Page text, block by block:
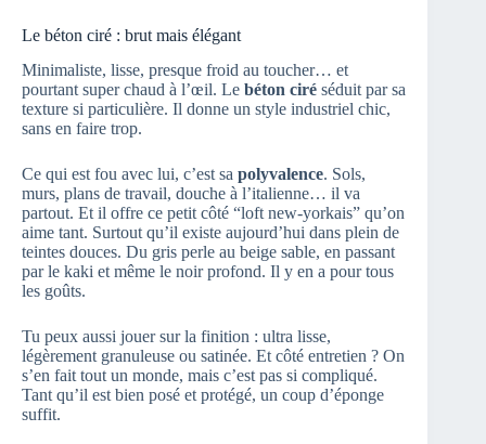
Le béton ciré : brut mais élégant
Minimaliste, lisse, presque froid au toucher… et
pourtant super chaud à l’œil. Le béton ciré séduit par sa
texture si particulière. Il donne un style industriel chic,
sans en faire trop.
Ce qui est fou avec lui, c’est sa polyvalence. Sols,
murs, plans de travail, douche à l’italienne… il va
partout. Et il offre ce petit côté “loft new-yorkais” qu’on
aime tant. Surtout qu’il existe aujourd’hui dans plein de
teintes douces. Du gris perle au beige sable, en passant
par le kaki et même le noir profond. Il y en a pour tous
les goûts.
Tu peux aussi jouer sur la finition : ultra lisse,
légèrement granuleuse ou satinée. Et côté entretien ? On
s’en fait tout un monde, mais c’est pas si compliqué.
Tant qu’il est bien posé et protégé, un coup d’éponge
suffit.